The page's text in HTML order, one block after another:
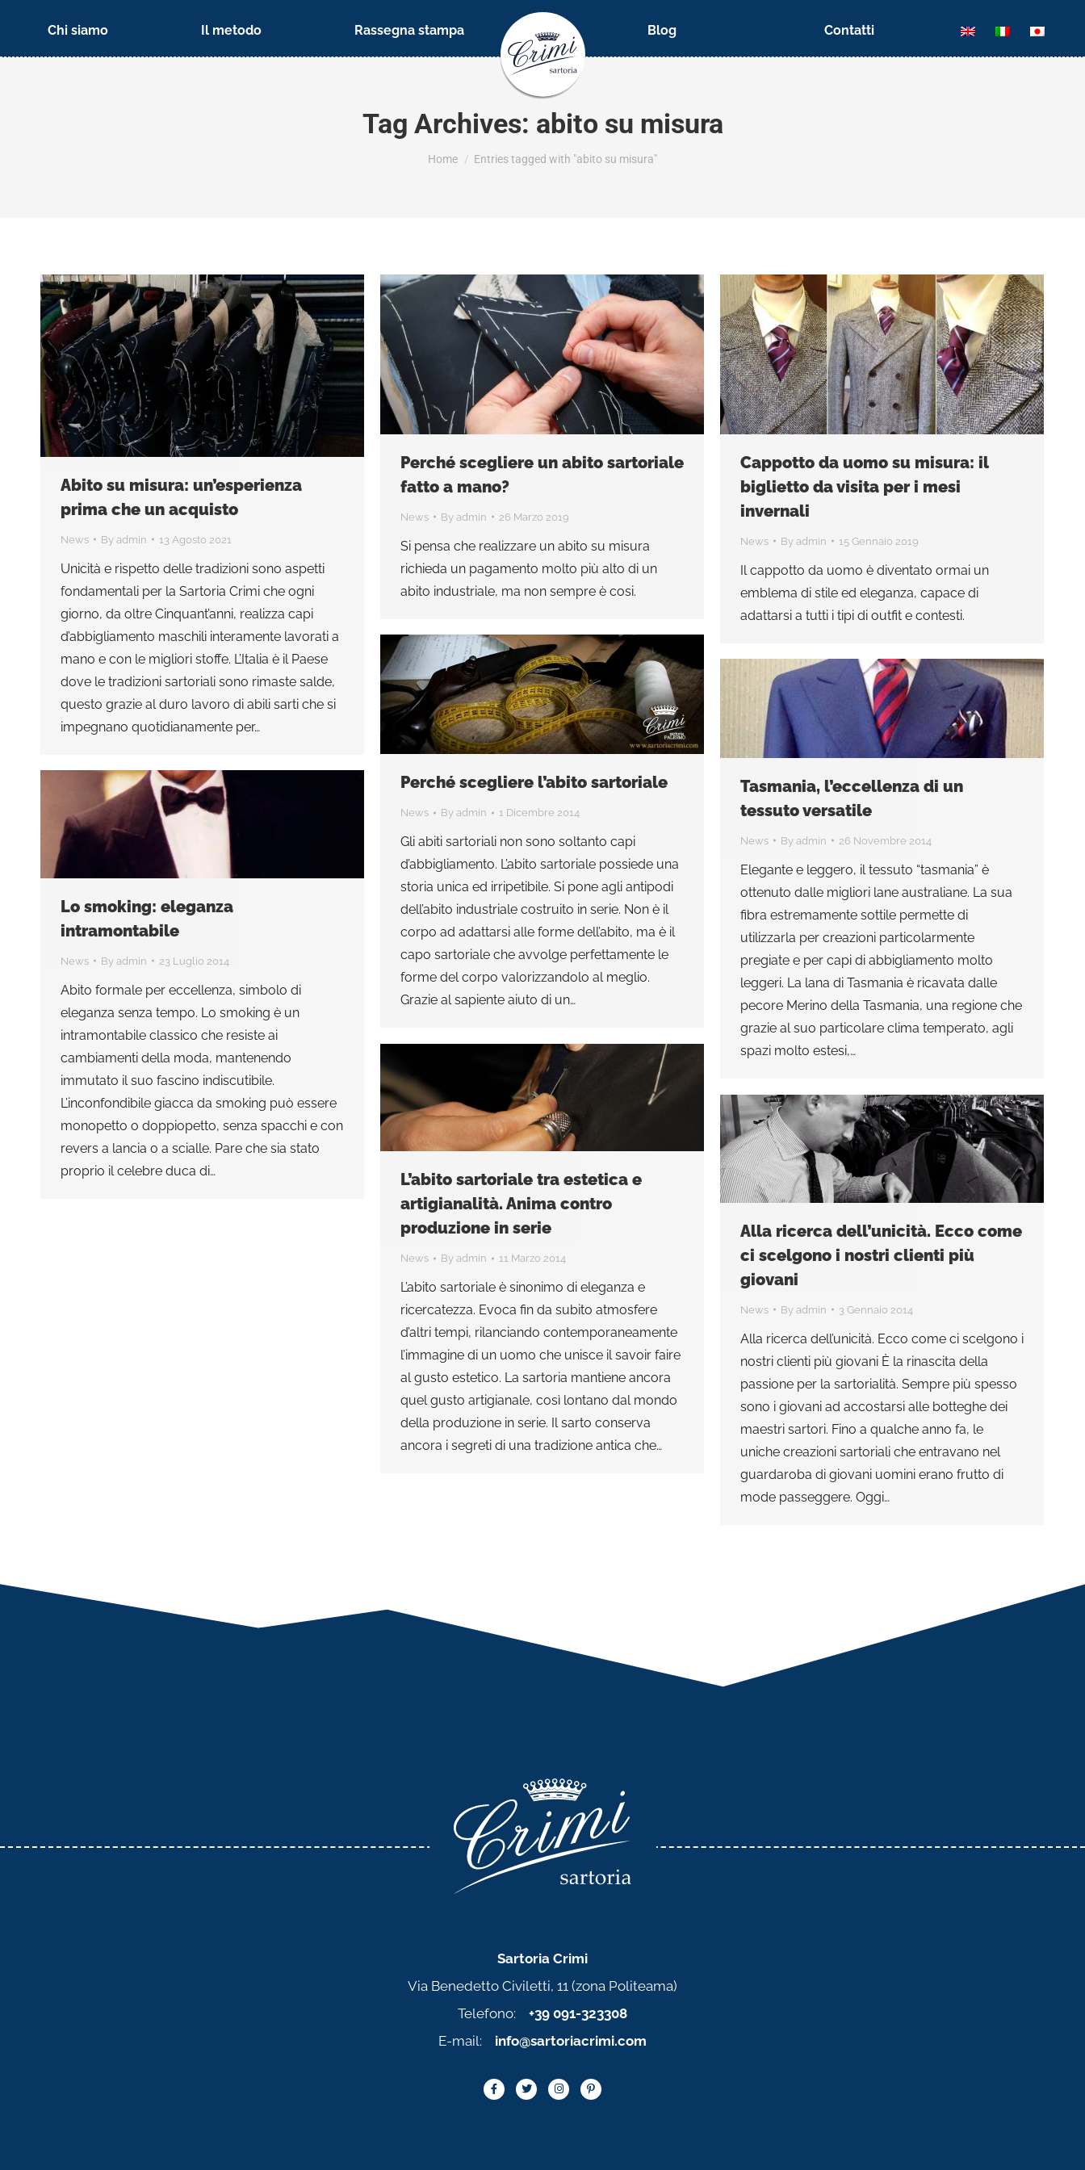
Chi siamo Il metodo Rassegna stampa Blog Contatti
Tag Archives: abito su misura
You are here:
Home Entries tagged with "abito su misura"
Abito su misura: un’esperienza
prima che un acquisto
News By admin 13 Agosto 2021
Unicità e rispetto delle tradizioni sono aspetti
fondamentali per la Sartoria Crimi che ogni
giorno, da oltre Cinquant’anni, realizza capi
d’abbigliamento maschili interamente lavorati a
mano e con le migliori stoffe. L’Italia è il Paese
dove le tradizioni sartoriali sono rimaste salde,
questo grazie al duro lavoro di abili sarti che si
impegnano quotidianamente per…
Perché scegliere un abito sartoriale
fatto a mano?
News By admin 26 Marzo 2019
Si pensa che realizzare un abito su misura
richieda un pagamento molto più alto di un
abito industriale, ma non sempre è cosi.
Cappotto da uomo su misura: il
biglietto da visita per i mesi
invernali
News By admin 15 Gennaio 2019
Il cappotto da uomo è diventato ormai un
emblema di stile ed eleganza, capace di
adattarsi a tutti i tipi di outfit e contesti.
Perché scegliere l’abito sartoriale
News By admin 1 Dicembre 2014
Gli abiti sartoriali non sono soltanto capi
d’abbigliamento. L’abito sartoriale possiede una
storia unica ed irripetibile. Si pone agli antipodi
dell’abito industriale costruito in serie. Non è il
corpo ad adattarsi alle forme dell’abito, ma è il
capo sartoriale che avvolge perfettamente le
forme del corpo valorizzandolo al meglio.
Grazie al sapiente aiuto di un…
Tasmania, l’eccellenza di un
tessuto versatile
News By admin 26 Novembre 2014
Elegante e leggero, il tessuto “tasmania” è
ottenuto dalle migliori lane australiane. La sua
fibra estremamente sottile permette di
utilizzarla per creazioni particolarmente
pregiate e per capi di abbigliamento molto
leggeri. La lana di Tasmania è ricavata dalle
pecore Merino della Tasmania, una regione che
grazie al suo particolare clima temperato, agli
spazi molto estesi,…
Lo smoking: eleganza
intramontabile
News By admin 23 Luglio 2014
Abito formale per eccellenza, simbolo di
eleganza senza tempo. Lo smoking è un
intramontabile classico che resiste ai
cambiamenti della moda, mantenendo
immutato il suo fascino indiscutibile.
L’inconfondibile giacca da smoking può essere
monopetto o doppiopetto, senza spacchi e con
revers a lancia o a scialle. Pare che sia stato
proprio il celebre duca di…
L’abito sartoriale tra estetica e
artigianalità. Anima contro
produzione in serie
News By admin 11 Marzo 2014
L’abito sartoriale è sinonimo di eleganza e
ricercatezza. Evoca fin da subito atmosfere
d’altri tempi, rilanciando contemporaneamente
l’immagine di un uomo che unisce il savoir faire
al gusto estetico. La sartoria mantiene ancora
quel gusto artigianale, così lontano dal mondo
della produzione in serie. Il sarto conserva
ancora i segreti di una tradizione antica che…
Alla ricerca dell’unicità. Ecco come
ci scelgono i nostri clienti più
giovani
News By admin 3 Gennaio 2014
Alla ricerca dell’unicità. Ecco come ci scelgono i
nostri clienti più giovani È la rinascita della
passione per la sartorialità. Sempre più spesso
sono i giovani ad accostarsi alle botteghe dei
maestri sartori. Fino a qualche anno fa, le
uniche creazioni sartoriali che entravano nel
guardaroba di giovani uomini erano frutto di
mode passeggere. Oggi…
Sartoria Crimi
Via Benedetto Civiletti, 11 (zona Politeama)
Telefono: +39 091-323308
E-mail: info@sartoriacrimi.com